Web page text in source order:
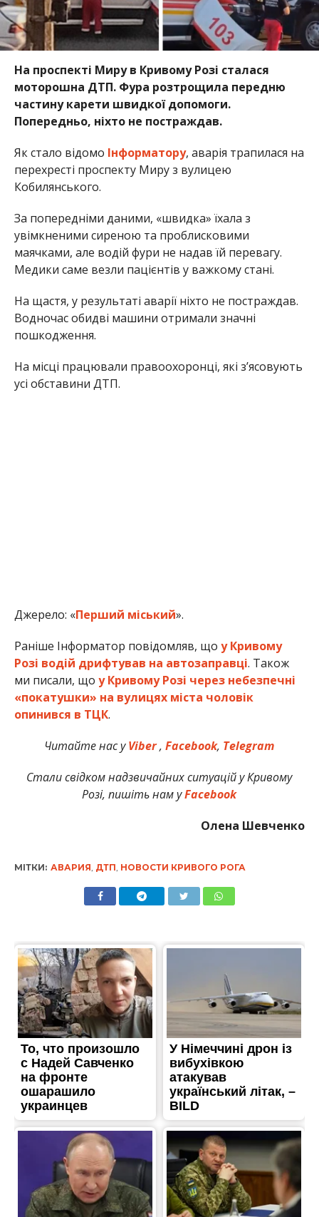
На проспекті Миру в Кривому Розі сталася
моторошна ДТП. Фура розтрощила передню
частину карети швидкої допомоги.
Попередньо, ніхто не постраждав.
Як стало відомо Інформатору, аварія трапилася на
перехресті проспекту Миру з вулицею
Кобилянського.
За попередніми даними, «швидка» їхала з
увімкненими сиреною та проблисковими
маячками, але водій фури не надав їй перевагу.
Медики саме везли пацієнтів у важкому стані.
На щастя, у результаті аварії ніхто не постраждав.
Водночас обидві машини отримали значні
пошкодження.
На місці працювали правоохоронці, які з’ясовують
усі обставини ДТП.
Джерело: «Перший міський».
Раніше Інформатор повідомляв, що у Кривому
Розі водій дрифтував на автозаправці. Також
ми писали, що у Кривому Розі через небезпечні
«покатушки» на вулицях міста чоловік
опинився в ТЦК.
Читайте нас уViber,Facebook, Telegram
Стали свідком надзвичайних ситуацій у Кривому
Розі, пишіть нам уFacebook
Олена Шевченко
МІТКИ: АВАРИЯ ДТП НОВОСТИ КРИВОГО РОГА